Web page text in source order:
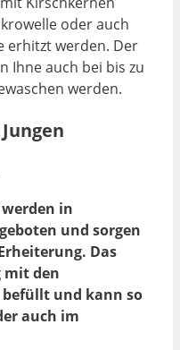
oder auch
erhitzt werden. Der
Ihne auch bei bis zu
werden.
in
und sorgen
Das
mit den
und kann so
auch im